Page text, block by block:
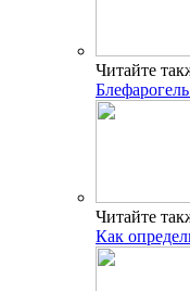
Читайте
Читайте
Как